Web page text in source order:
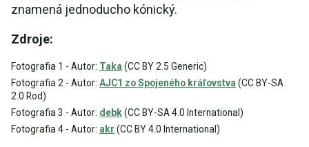
znamená jednoducho kónický.
Zdroje:
Fotografia 1 - Autor: Taka (CC BY 2.5 Generic)
Fotografia 2 - Autor: AJC1 zo Spojeného kráľovstva (CC BY-SA
2.0 Rod)
Fotografia 3 - Autor: debk(CC BY-SA 4.0 International)
Fotografia 4 - Autor: akr (CC BY 4.0 International)